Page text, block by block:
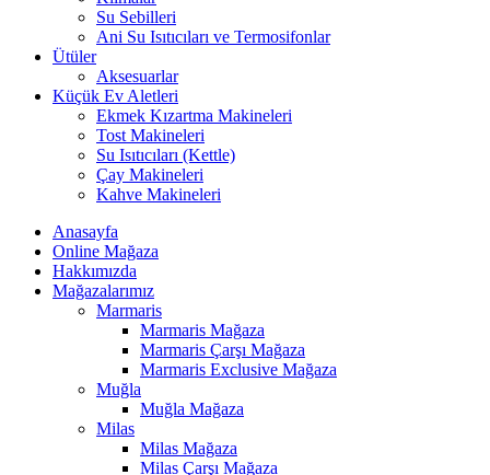
Su Sebilleri
Ani Su Isıtıcıları ve Termosifonlar
Ütüler
Aksesuarlar
Küçük Ev Aletleri
Ekmek Kızartma Makineleri
Tost Makineleri
Su Isıtıcıları (Kettle)
Çay Makineleri
Kahve Makineleri
Anasayfa
Online Mağaza
Hakkımızda
Mağazalarımız
Marmaris
Marmaris Mağaza
Marmaris Çarşı Mağaza
Marmaris Exclusive Mağaza
Muğla
Muğla Mağaza
Milas
Milas Mağaza
Milas Çarşı Mağaza